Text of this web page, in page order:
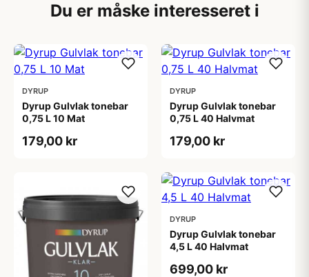
Du er måske interesseret i
DYRUP
Dyrup Gulvlak tonebar
0,75 L 10 Mat
179,00 kr
DYRUP
Dyrup Gulvlak tonebar
0,75 L 40 Halvmat
179,00 kr
DYRUP
Dyrup Gulvlak tonebar
4,5 L 40 Halvmat
699,00 kr